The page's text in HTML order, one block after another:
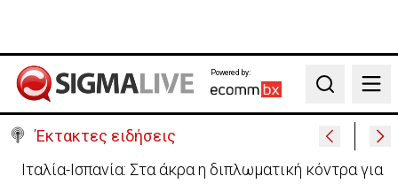
Powered by:
Search
Έκτακτες ειδήσεις
Υψηλές οι θερμοκρασίες με αυξημένη υγρασία